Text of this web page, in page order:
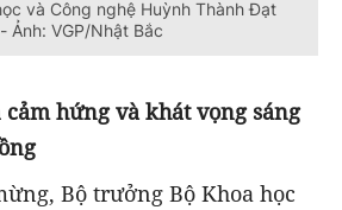
và Công nghệ Huỳnh Thành Đạt
Ảnh: VGP/Nhật Bắc
hứng và khát vọng sáng
Bộ trưởng Bộ Khoa học